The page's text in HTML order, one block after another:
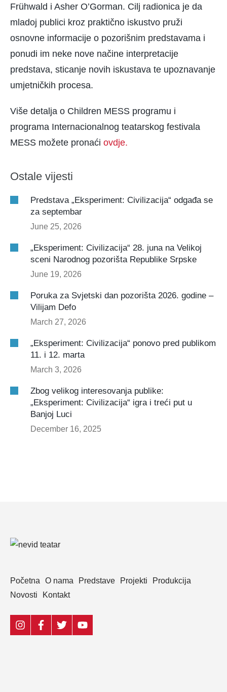
Frühwald i Asher O’Gorman. Cilj radionica je da
mladoj publici kroz praktično iskustvo pruži
osnovne informacije o pozorišnim predstavama i
ponudi im neke nove načine interpretacije
predstava, sticanje novih iskustava te upoznavanje
umjetničkih procesa.
Više detalja o Children MESS programu i
programa Internacionalnog teatarskog festivala
MESS možete pronaći ovdje.
Ostale vijesti
Predstava „Eksperiment: Civilizacija“ odgađa se
za septembar
June 25, 2026
„Eksperiment: Civilizacija“ 28. juna na Velikoj
sceni Narodnog pozorišta Republike Srpske
June 19, 2026
Poruka za Svjetski dan pozorišta 2026. godine –
Vilijam Defo
March 27, 2026
„Eksperiment: Civilizacija“ ponovo pred publikom
11. i 12. marta
March 3, 2026
Zbog velikog interesovanja publike:
„Eksperiment: Civilizacija“ igra i treći put u
Banjoj Luci
December 16, 2025
Početna O nama Predstave Projekti
Produkcija
Novosti
Kontakt